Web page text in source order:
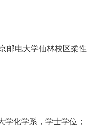
邮电大学仙林校区柔性
学化学系，学士学位；